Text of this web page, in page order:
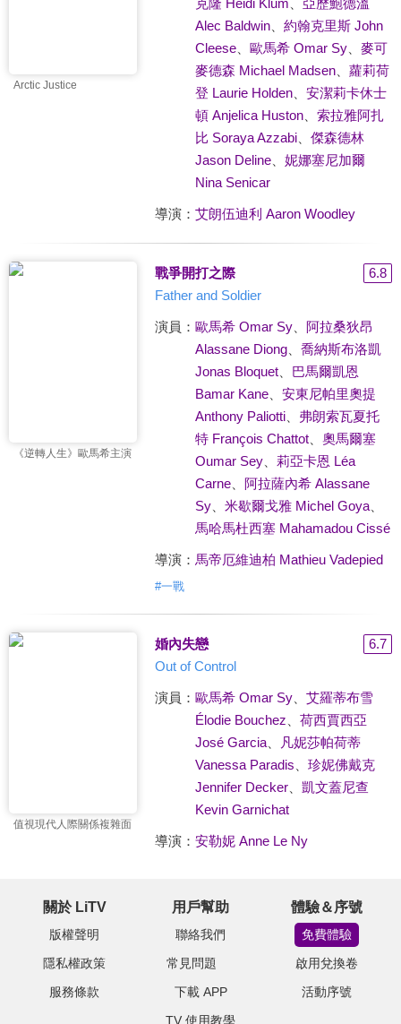
Arctic Justice
克隆 Heidi Klum
亞歷鮑德溫
Alec Baldwin、 約翰克里斯 John
Cleese、 歐馬希 Omar Sy、 麥可
麥德森 Michael Madsen、 蘿莉荷
登 Laurie Holden、 安潔莉卡休士
頓 Anjelica Huston、 索拉雅阿扎
比 Soraya Azzabi、 傑森德林
Jason Deline、 妮娜塞尼加爾
Nina Senicar
導演： 艾朗伍迪利 Aaron Woodley
《逆轉人生》歐馬希主演
戰爭開打之際
6.8
Father and Soldier
演員： 歐馬希 Omar Sy、 阿拉桑狄昂
Alassane Diong、 喬納斯布洛凱
Jonas Bloquet、 巴馬爾凱恩
Bamar Kane、 安東尼帕里奧提
Anthony Paliotti、 弗朗索瓦夏托
特 François Chattot、 奧馬爾塞
Oumar Sey、 莉亞卡恩 Léa
Carne、 阿拉薩內希 Alassane
Sy、 米歇爾戈雅 Michel Goya、
馬哈馬杜西塞 Mahamadou Cissé
導演： 馬帝厄維迪柏 Mathieu Vadepied
#一戰
值視現代人際關係複雜面
婚內失戀
6.7
Out of Control
演員： 歐馬希 Omar Sy、 艾羅蒂布雪
Élodie Bouchez
荷西賈西亞
José Garcia、
凡妮莎帕荷蒂
Vanessa Paradis
珍妮佛戴克
Jennifer Decker、 凱文蓋尼查
Kevin Garnichat
導演： 安勒妮 Anne Le Ny
關於 LiTV
版權聲明
隱私權政策
服務條款
用戶幫助
聯絡我們
常見問題
下載 APP
TV 使用教學
體驗＆序號
免費體驗
啟用兌換卷
活動序號